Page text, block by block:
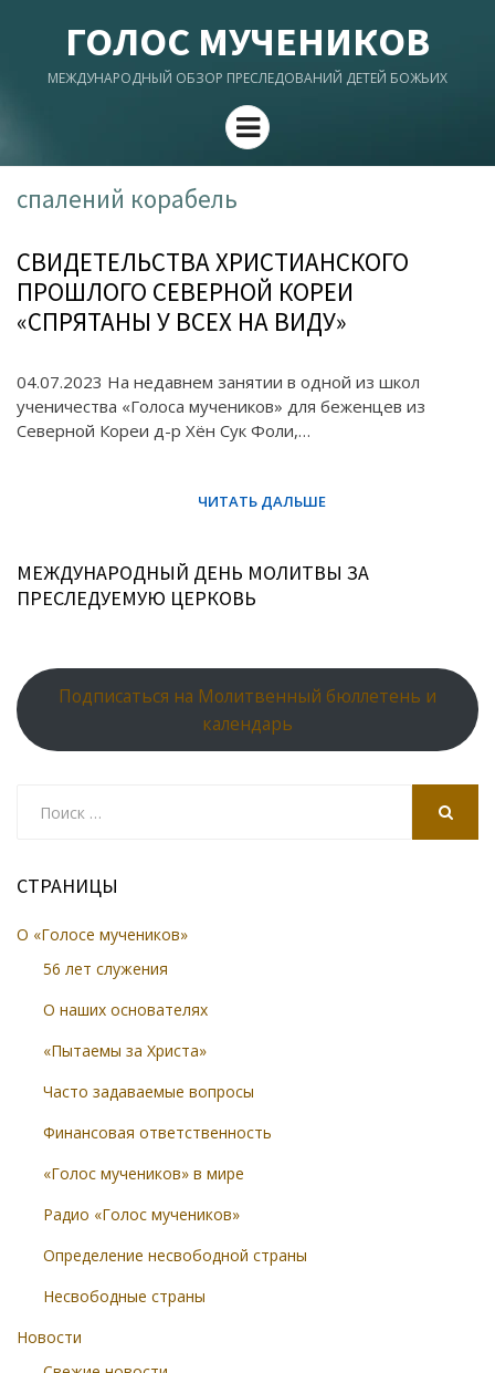
ГОЛОС МУЧЕНИКОВ
МЕЖДУНАРОДНЫЙ ОБЗОР ПРЕСЛЕДОВАНИЙ ДЕТЕЙ БОЖЬИХ
Menu
спалений корабель
СВИДЕТЕЛЬСТВА ХРИСТИАНСКОГО
ПРОШЛОГО СЕВЕРНОЙ КОРЕИ
«СПРЯТАНЫ У ВСЕХ НА ВИДУ»
04.07.2023 На недавнем занятии в одной из школ
ученичества «Голоса мучеников» для беженцев из
Северной Кореи д-р Хён Сук Фоли,…
МЕЖДУНАРОДНЫЙ ДЕНЬ МОЛИТВЫ ЗА
ПРЕСЛЕДУЕМУЮ ЦЕРКОВЬ
Подписаться на Молитвенный бюллетень и
календарь
СТРАНИЦЫ
О «Голосе мучеников»
56 лет служения
О наших основателях
«Пытаемы за Христа»
Часто задаваемые вопросы
Финансовая ответственность
«Голос мучеников» в мире
Радио «Голос мучеников»
Определение несвободной страны
Несвободные страны
Новости